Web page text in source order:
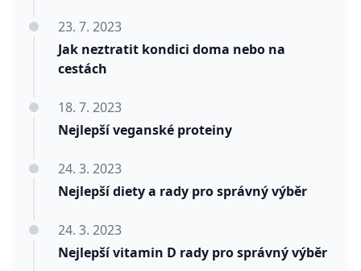
Jak neztratit kondici doma nebo na
cestách
23. 7. 2023
Nejlepší veganské proteiny
18. 7. 2023
Nejlepší diety a rady pro správný výběr
24. 3. 2023
Nejlepší vitamin D rady pro správný výběr
24. 3. 2023